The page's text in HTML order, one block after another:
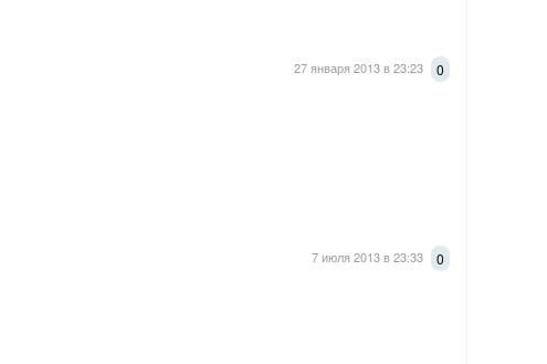
0
27 января 2013 в 23:23
0
7 июля 2013 в 23:33